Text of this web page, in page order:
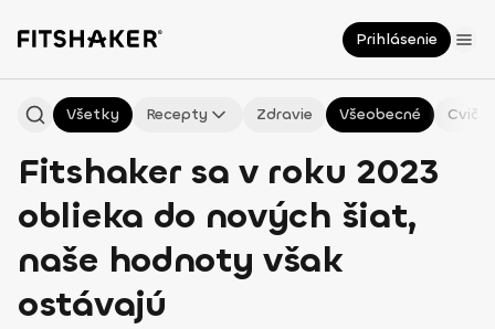
Prihlásenie
Všetky Recepty Zdravie Všeobecné
Fitshaker sa v roku 2023
oblieka do nových šiat,
naše hodnoty však
ostávajú